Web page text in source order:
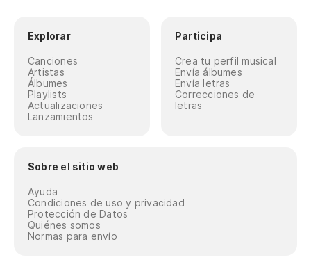
Explorar
Canciones
Artistas
Álbumes
Playlists
Actualizaciones
Lanzamientos
Participa
Crea tu perfil musical
Envía álbumes
Envía letras
Correcciones de
letras
Sobre el sitio web
Ayuda
Condiciones de uso y privacidad
Protección de Datos
Quiénes somos
Normas para envío